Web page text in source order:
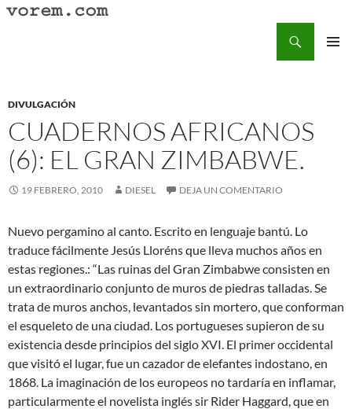
Saltar
DIVULGACIÓN
CUADERNOS AFRICANOS
(6): EL GRAN ZIMBABWE.
19 FEBRERO, 2010 DIESEL DEJA UN COMENTARIO
Nuevo pergamino al canto. Escrito en lenguaje bantú. Lo
traduce fácilmente Jesús Lloréns que lleva muchos años en
estas regiones.: “Las ruinas del Gran Zimbabwe consisten en
un extraordinario conjunto de muros de piedras talladas. Se
trata de muros anchos, levantados sin mortero, que conforman
el esqueleto de una ciudad. Los portugueses supieron de su
existencia desde principios del siglo XVI. El primer occidental
que visitó el lugar, fue un cazador de elefantes indostano, en
1868. La imaginación de los europeos no tardaría en inflamar,
particularmente el novelista inglés sir Rider Haggard, que en